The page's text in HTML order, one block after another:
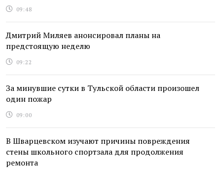
09:48
Дмитрий Миляев анонсировал планы на
предстоящую неделю
09:22
За минувшие сутки в Тульской области произошел
один пожар
09:00
В Шварцевском изучают причины повреждения
стены школьного спортзала для продолжения
ремонта